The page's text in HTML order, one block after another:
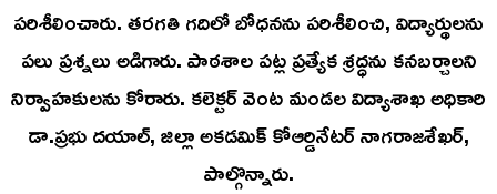
పరిశీలించారు. తరగతి గదిలో బోధనను పరిశీలించి, విద్యార్థులను
పలు ప్రశ్నలు అడిగారు. పాఠశాల పట్ల ప్రత్యేక శ్రద్ధను కనబర్చాలని
నిర్వాహకులను కోరారు. కలెక్టర్ వెంట మండల విద్యాశాఖ అధికారి
డా.ప్రభు దయాల్, జిల్లా అకడమిక్ కోఆర్డినేటర్ నాగరాజశేఖర్,
పాల్గొన్నారు.